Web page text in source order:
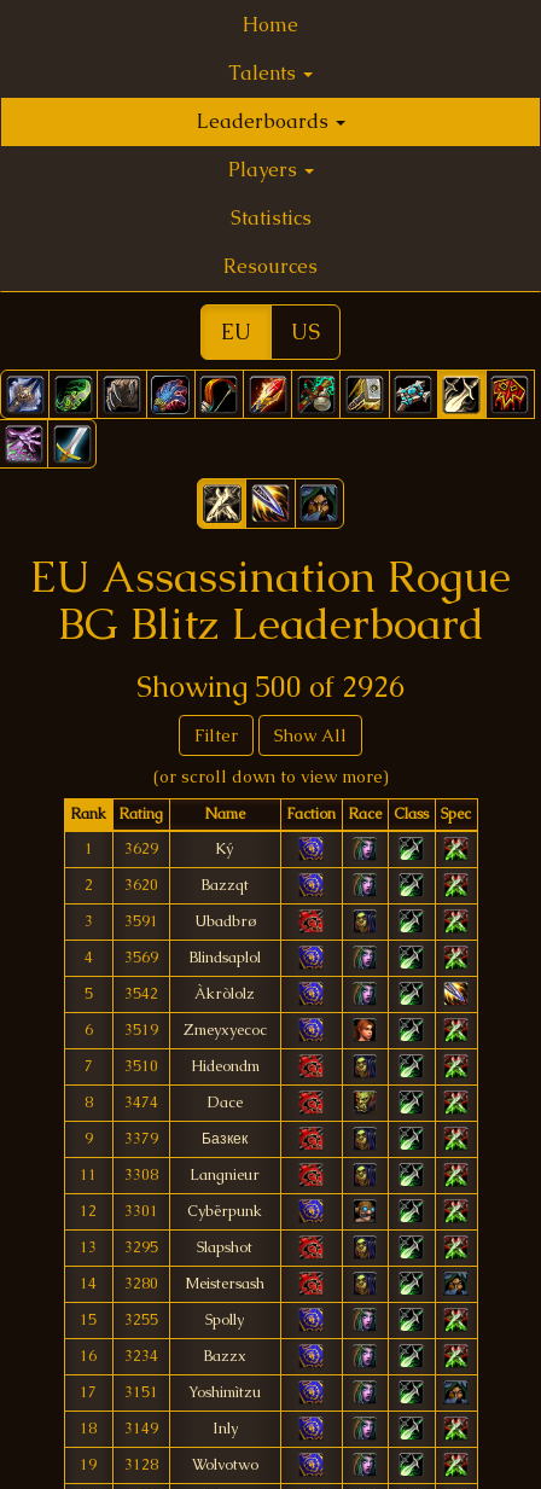
Home
Talents
Leaderboards
Players
Statistics
Resources
EU US
EU Assassination Rogue
BG Blitz Leaderboard
Showing 500 of 2926
Filter
Show All
(or scroll down to view more)
Rank Rating Name Faction Race Class
Spec
1
3629
Ký
2
3620
Bazzqt
3
3591
Ubadbrø
4
3569
Blindsaplol
5
3542
Àkròlolz
6
3519
Zmeyxyecoc
7
3510
Hideondm
8
3474
Dace
9
3379
Базкек
11
3308
Langnieur
12
3301
Cybërpunk
13
3295
Slapshot
14
3280
Meistersash
15
3255
Spolly
16
3234
Bazzx
17
3151
Yoshimìtzu
18
3149
Inly
19
3128
Wolvotwo